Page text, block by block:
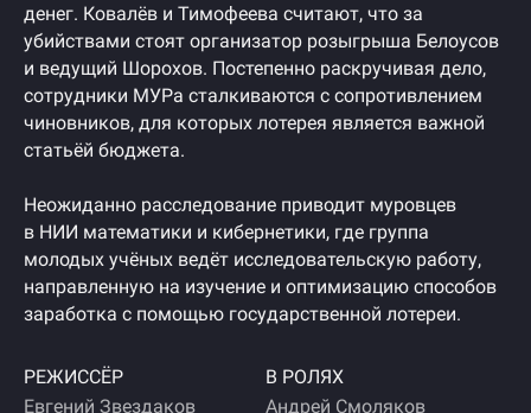
денег. Ковалёв и Тимофеева считают, что за
убийствами стоят организатор розыгрыша Белоусов
и ведущий Шорохов. Постепенно раскручивая дело,
сотрудники МУРа сталкиваются с сопротивлением
чиновников, для которых лотерея является важной
статьёй бюджета.
Неожиданно расследование приводит муровцев
в НИИ математики и кибернетики, где группа
молодых учёных ведёт исследовательскую работу,
направленную на изучение и оптимизацию способов
заработка с помощью государственной лотереи.
РЕЖИССЁР
Евгений Звездаков
В РОЛЯХ
Андрей Смоляков